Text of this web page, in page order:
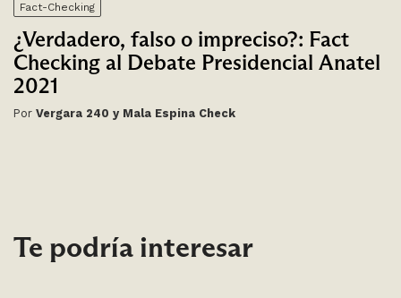
Fact-Checking
¿Verdadero, falso o impreciso?: Fact
Checking al Debate Presidencial Anatel
2021
Por Vergara 240 y Mala Espina Check
Te podría interesar